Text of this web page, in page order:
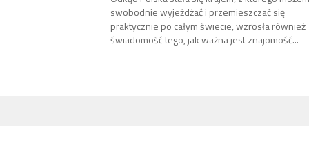
swobodnie wyjeżdżać i przemieszczać się
praktycznie po całym świecie, wzrosła również
świadomość tego, jak ważna jest znajomość...